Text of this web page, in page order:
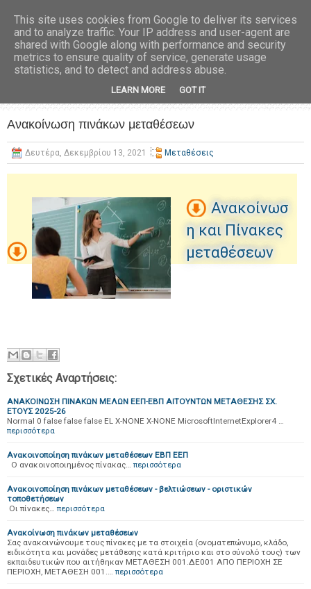
Ανακοίνωση πινάκων μεταθέσεων
Δευτέρα, Δεκεμβρίου 13, 2021 Μεταθέσεις
Ανακοίνωσ
η και Πίνακες
μεταθέσεων
Σχετικές Αναρτήσεις:
ΑΝΑΚΟΙΝΩΣΗ ΠΙΝΑΚΩΝ ΜΕΛΩΝ ΕΕΠ-ΕΒΠ ΑΙΤΟΥΝΤΩΝ ΜΕΤΑΘΕΣΗΣ ΣΧ.
ΕΤΟΥΣ 2025-26
Normal 0 false false false EL X-NONE X-NONE MicrosoftInternetExplorer4 …
περισσότερα
Ανακοινοποίηση πινάκων μεταθέσεων ΕΒΠ ΕΕΠ
Ο ανακοινοποιημένος πίνακας… περισσότερα
Ανακοινοποίηση πινάκων μεταθέσεων - βελτιώσεων - οριστικών
τοποθετήσεων
Οι πίνακες… περισσότερα
Ανακοίνωση πινάκων μεταθέσεων
Σας ανακοινώνουμε τους πίνακες με τα στοιχεία (ονοματεπώνυμο, κλάδο,
ειδικότητα και μονάδες μετάθεσης κατά κριτήριο και στο σύνολό τους) των
εκπαιδευτικών που αιτήθηκαν ΜΕΤΑΘΕΣΗ 001.ΔΕ001 ΑΠΟ ΠΕΡΙΟΧΗ ΣΕ
ΠΕΡΙΟΧΗ, ΜΕΤΑΘΕΣΗ 001.… περισσότερα
This site uses cookies from Google to deliver its services
and to analyze traffic. Your IP address and user-agent are
shared with Google along with performance and security
metrics to ensure quality of service, generate usage
statistics, and to detect and address abuse.
LEARN MORE GOT IT